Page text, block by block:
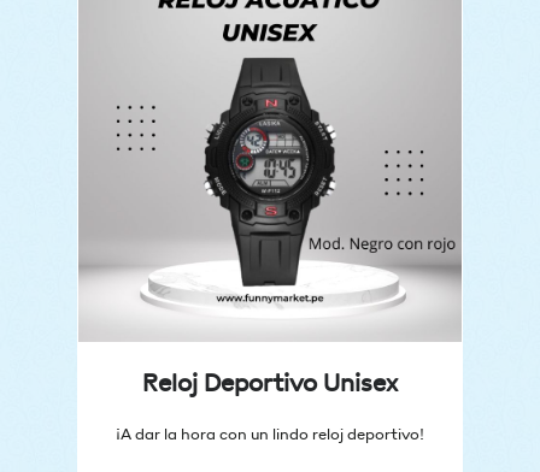
Reloj Deportivo Unisex
¡A dar la hora con un lindo reloj deportivo!